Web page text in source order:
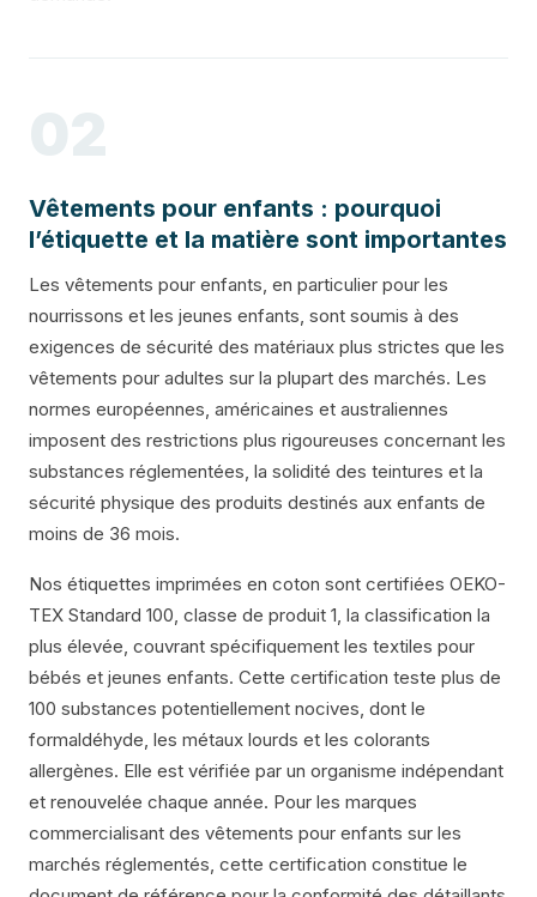
Vêtements pour enfants : pourquoi
l’étiquette et la matière sont importantes
Les vêtements pour enfants, en particulier pour les
nourrissons et les jeunes enfants, sont soumis à des
exigences de sécurité des matériaux plus strictes que les
vêtements pour adultes sur la plupart des marchés. Les
normes européennes, américaines et australiennes
imposent des restrictions plus rigoureuses concernant les
substances réglementées, la solidité des teintures et la
sécurité physique des produits destinés aux enfants de
moins de 36 mois.
Nos étiquettes imprimées en coton sont certifiées OEKO-
TEX Standard 100, classe de produit 1, la classification la
plus élevée, couvrant spécifiquement les textiles pour
bébés et jeunes enfants. Cette certification teste plus de
100 substances potentiellement nocives, dont le
formaldéhyde, les métaux lourds et les colorants
allergènes. Elle est vérifiée par un organisme indépendant
et renouvelée chaque année. Pour les marques
commercialisant des vêtements pour enfants sur les
marchés réglementés, cette certification constitue le